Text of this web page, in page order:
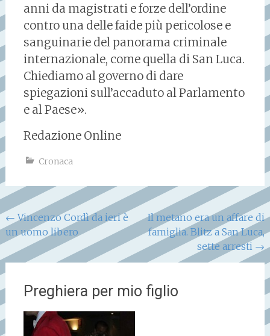
anni da magistrati e forze dell’ordine
contro una delle faide più pericolose e
sanguinarie del panorama criminale
internazionale, come quella di San Luca.
Chiediamo al governo di dare
spiegazioni sull’accaduto al Parlamento
e al Paese».
Redazione Online
Cronaca
Navigazione
articoli
← Vincenzo Cordì da ieri è
un uomo libero
Il metano era un affare di
famiglia. Blitz a San Luca,
sette arresti →
Preghiera per mio figlio